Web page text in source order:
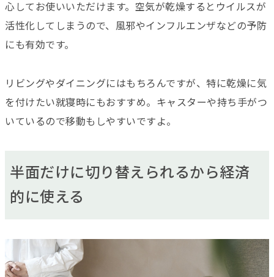
心してお使いいただけます。空気が乾燥するとウイルスが
活性化してしまうので、風邪やインフルエンザなどの予防
にも有効です。
リビングやダイニングにはもちろんですが、特に乾燥に気
を付けたい就寝時にもおすすめ。キャスターや持ち手がつ
いているので移動もしやすいですよ。
半面だけに切り替えられるから経済
的に使える